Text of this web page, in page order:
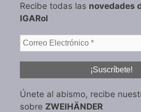
Recibe todas las novedades
IGARol
Únete al abismo, recibe
sobre ZWEIHÄNDER